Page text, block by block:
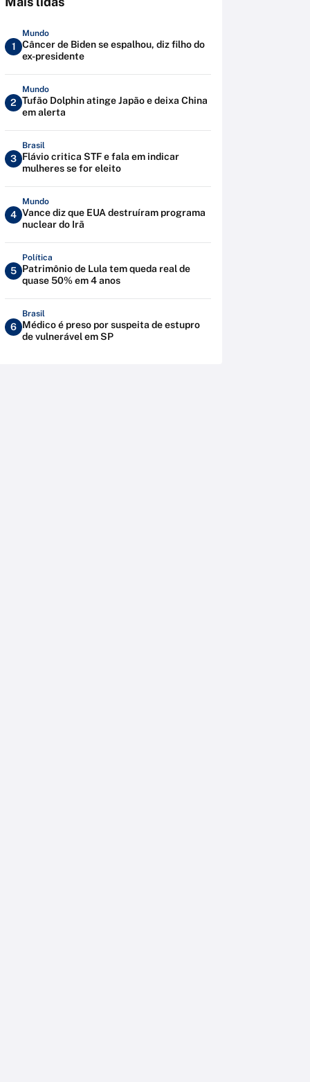
1
Mundo
Câncer de Biden se espalhou, diz filho do
ex-presidente
2
Mundo
Tufão Dolphin atinge Japão e deixa China
em alerta
3
Brasil
Flávio critica STF e fala em indicar
mulheres se for eleito
4
Mundo
Vance diz que EUA destruíram programa
nuclear do Irã
5
Política
Patrimônio de Lula tem queda real de
quase 50% em 4 anos
6
Brasil
Médico é preso por suspeita de estupro
de vulnerável em SP